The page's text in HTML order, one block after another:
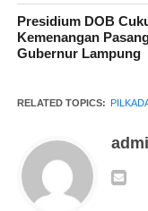
“Kolaborasi ini,
kondusif, selama
“Keberhasilan ini,
sebagai ujung
di masyarakat,
Pemilu 2024 yang
Presidium DOB
Kemenangan
Gubernur Lampung
RELATED TOPICS: